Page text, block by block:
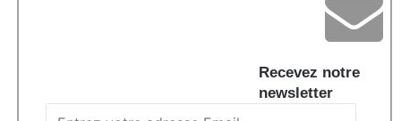
Recevez notre
newsletter